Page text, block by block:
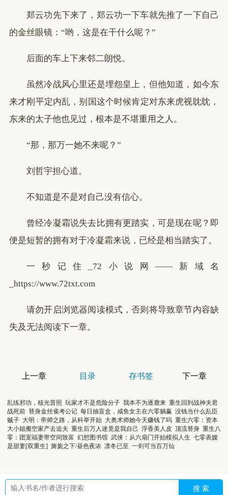
郑云功先下来了，郑云功一下车就先推了一下自己
的金丝眼镜：“哟，这是在干什么呢？”
后面的车上下来邻二朗悦。
虽然冷战风心里还是埋怨皇上，但他知道，如今东
来才刚平定内乱，别国这个时候肯定对东来虎视眈眈，
东来的太子他也见过，根本是不堪重用之人。
“那，那万一她不来呢？”
刘哲宇担心道。
不知道是不是对自己没有信心。
曾经冷凝霜说失去比拥有更踏实，可是现在呢？即
便是短暂的拥有对于冷凝霜来说，已经是相当踏实了。
一秒记住_72小说网——新域名
_https://www.72txt.com
请勿开启浏览器阅读模式，否则将导致章节内容缺
失及无法阅读下一章。
上一章 目录 存书签 下一章
乱练邪功，核光普照 玩家才不是危险分子 我本不为逐鹿来 重生回到战神夫君
战死前 替身金丝雀考公记 每日抽盲盒，咸鱼女主在六零躺赢 没钱当什么乱臣
贼子 大明：帝师之路，从科举开始 大奥术师她今天赚钱了吗 重生六零：资本
大小姐搬空家产去追夫 重生后万人迷竟是我自己 浮香美人皮 顶流替身 重生八
零：团宠福妻带空间致富 幻想图书馆 武侠：从六扇门开始模拟人生 七零表嫂
是甜妻[双重生] 旖旎之下/昼色夜浓 凛冬已至 一剑可当百万仙
搜 索